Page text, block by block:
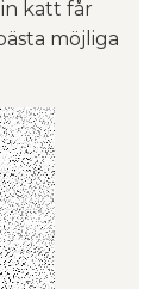
katt får
möjliga